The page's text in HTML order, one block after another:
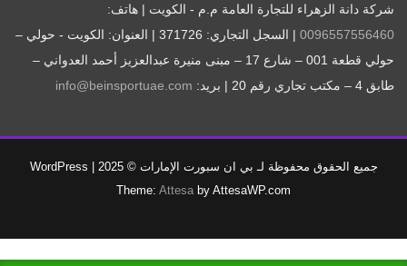
شركة دانة الزهراء للتجارة العامة م.م - الكويت | هاتف:
0096557556460
| السجل التجاري: 371726 | العنوان: الكويت - حولي –
حولي قطعة 001 – شارع 17 – مبنى منيرة عبدالعزيز أحمد العدواني –
طابق 4 – مكتب تجاري رقم 20 | بريد:
info@beinsportuae.com
جميع الحقوق محفوظة لـ بي ان سبورت الإمارات © 2025 |
WordPress
Theme: Attesa by AttesaWP.com